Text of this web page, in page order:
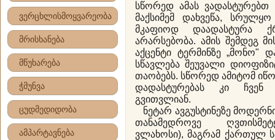
ვერცხლისმოყვარეობა
მრისხანება
მწუხარება
ჭმუნვა
ცუდმედიდობა
ამპარტავნება
სწორედ ამას ვადასტურებთ
მაქსიმემ დახვეწა,
მკაფიოდ დაადასტურა
არარსებობა. ამის შემდეგ
აქცენტი ტერმინზე „მონო"
სწავლება შეუვალი
თაობებს. სწორედ ამიტომ
დადასტურებას კი ჩვენ
გვითვლიან.
ნეტარ ავგუსტინეზე
თანამედროვე
ვლახოსი), მაგრამ ქართულ